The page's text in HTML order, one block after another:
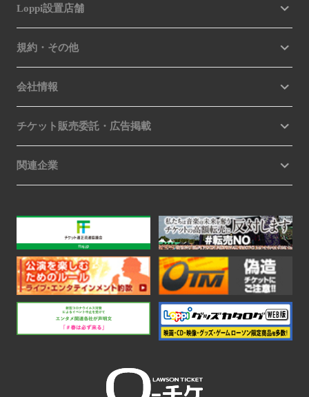
Loppi設置店舗
規約・その他
会社情報
チケット販売委託・広告掲載
関連企業